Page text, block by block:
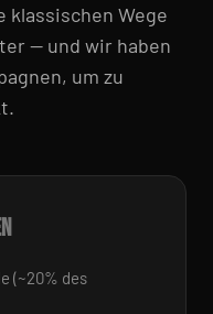
klassischen Wege
— und wir haben
um zu
(~20% des